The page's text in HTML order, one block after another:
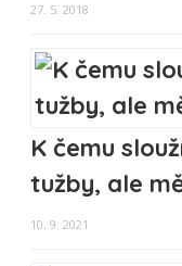
27. 5. 2018
K čemu
tužby, ale
10. 9. 2021